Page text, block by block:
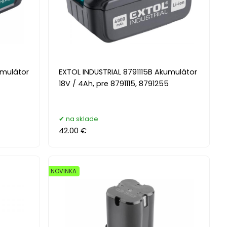
EXTOL INDUSTRIAL 8791115B Akumulátor
18V / 4Ah, pre 8791115, 8791255
na sklade
42.00 €
NOVINKA